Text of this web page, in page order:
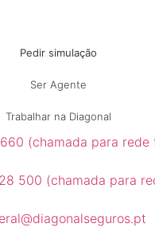
Pedir simulação
Ser Agente
Trabalhar na Diagonal
(chamada para rede
500 (chamada para